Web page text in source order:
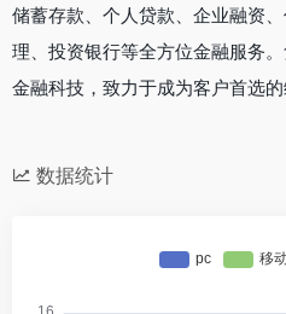
储蓄存款、个人贷款、企业融资
理、投资银行等全方位金融服务
金融科技，致力于成为客户首选的
数据统计